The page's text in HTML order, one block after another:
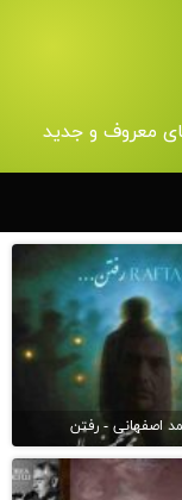
معروف و جدید
اصفهانی - رفتن